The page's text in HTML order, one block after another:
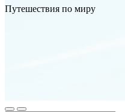
Путешествия по миру